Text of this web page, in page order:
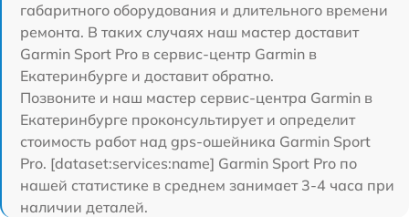
габаритного оборудования и длительного времени
ремонта. В таких случаях наш мастер доставит
Garmin Sport Pro в сервис-центр Garmin в
Екатеринбурге и доставит обратно.
Позвоните и наш мастер сервис-центра Garmin в
Екатеринбурге проконсультирует и определит
стоимость работ над gps-ошейника Garmin Sport
Pro. [dataset:services:name] Garmin Sport Pro по
нашей статистике в среднем занимает 3-4 часа при
наличии деталей.